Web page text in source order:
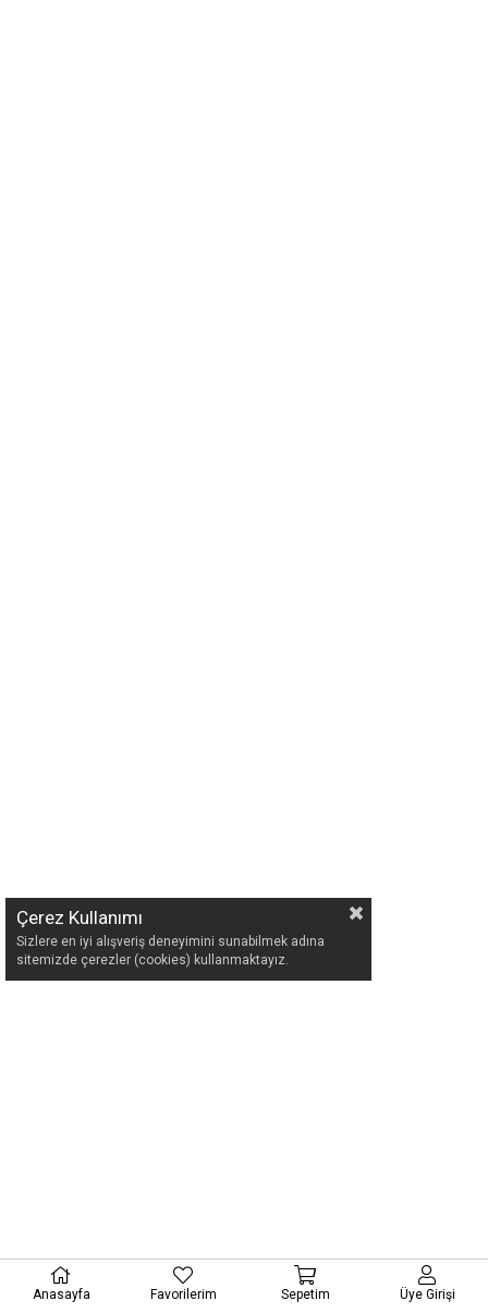
Çerez Kullanımı
Sizlere en iyi alışveriş deneyimini sunabilmek adına
sitemizde çerezler (cookies) kullanmaktayız.
Anasayfa Favorilerim Sepetim Üye Girişi